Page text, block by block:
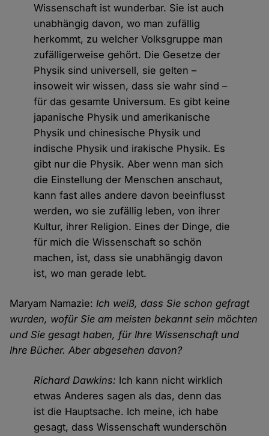
Wissenschaft ist wunderbar. Sie ist auch
unabhängig davon, wo man zufällig
herkommt, zu welcher Volksgruppe man
zufälligerweise gehört. Die Gesetze der
Physik sind universell, sie gelten –
insoweit wir wissen, dass sie wahr sind –
für das gesamte Universum. Es gibt keine
japanische Physik und amerikanische
Physik und chinesische Physik und
indische Physik und irakische Physik. Es
gibt nur die Physik. Aber wenn man sich
die Einstellung der Menschen anschaut,
kann fast alles andere davon beeinflusst
werden, wo sie zufällig leben, von ihrer
Kultur, ihrer Religion. Eines der Dinge, die
für mich die Wissenschaft so schön
machen, ist, dass sie unabhängig davon
ist, wo man gerade lebt.
Maryam Namazie:Ich weiß, dass Sie schon gefragt
wurden, wofür Sie am meisten bekannt sein möchten
und Sie gesagt haben, für Ihre Wissenschaft und
Ihre Bücher. Aber abgesehen davon?
Richard Dawkins: Ich kann nicht wirklich
etwas Anderes sagen als das, denn das
ist die Hauptsache. Ich meine, ich habe
gesagt, dass Wissenschaft wunderschön